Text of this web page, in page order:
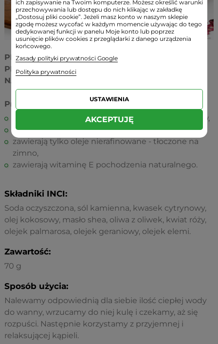
PRODUKTY 100% WYKONANE RĘCZNIE.
PRODUKTY WYKONANE WYŁĄCZNIE Z
NATURALNYCH SUROWCÓW.
Produkty Słomianej Pracowni:
nie zawierają sztucznych/syntetycznych aromatów,
zawierają wyłącznie naturalne olejki eteryczne,
zawierają tylko oleje nierafinowane - tłoczone na
zimno,
zawierają witaminę E pochodzenia naturalnego.
Składniki INCI:
Soda oczyszczona, sól kamienna, kwasek cytrynowy,
olej kokosowy, masło shea, oliwa z oliwek, kwiat róży,
olejek palmarosa, olejek geraniowy, olejek elemi.
Zawartość:
70 g
Sposób użycia:
Nalewamy odpowiednią dla siebie ilość ciepłej wody
do wanny, wrzucamy do niej kulę i czekamy, aż się
rozpuści. Następnie korzystamy z przyjemnej i
relaksującej kąpieli.
ich zapisywanie na Twoim komputerze. Możesz określić warunki
przechowywania lub dostępu do nich klikając w zakładkę
„Dostosuj pliki cookie”. Jeżeli masz konto w naszym sklepie
zgodę możesz wycofać w każdym momencie używając do tego
dedykowanej funkcji w panelu Moje konto lub poprzez
usunięcie plików cookies z przeglądarki z danego urządzenia
końcowego.
Zasady polityki prywatności Google
Polityka prywatności
USTAWIENIA
AKCEPTUJĘ